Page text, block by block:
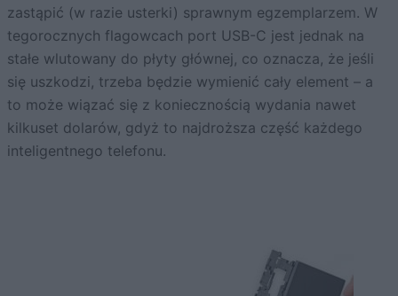
zastąpić (w razie usterki) sprawnym egzemplarzem. W
tegorocznych flagowcach port USB-C jest jednak na
stałe wlutowany do płyty głównej, co oznacza, że jeśli
się uszkodzi, trzeba będzie wymienić cały element – a
to może wiązać się z koniecznością wydania nawet
kilkuset dolarów, gdyż to najdroższa część każdego
inteligentnego telefonu.